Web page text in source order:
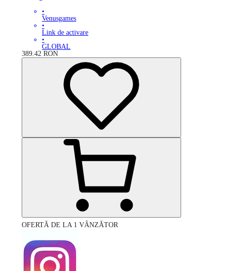
•
Venusgames
•
Link de activare
•
GLOBAL
389.42 RON
OFERTĂ DE LA 1 VÂNZĂTOR